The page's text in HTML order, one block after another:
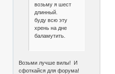
возьму я шест
длинный.
буду всю эту
хрень на дне
баламутить.
Возьми лучше вилы! И
сфоткайся для форума!